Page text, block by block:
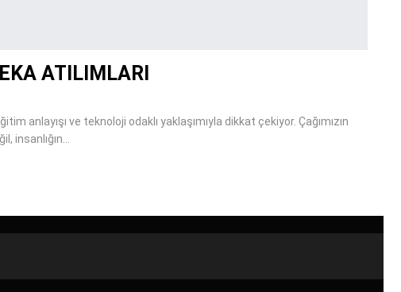
ATILIMLARI
anlayışı ve teknoloji odaklı yaklaşımıyla dikkat çekiyor. Çağımızın
insanlığın…